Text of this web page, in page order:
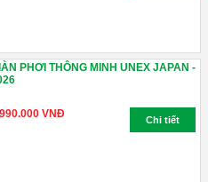
PHƠI THÔNG MINH UNEX JAPAN -
VNĐ Chi tiết